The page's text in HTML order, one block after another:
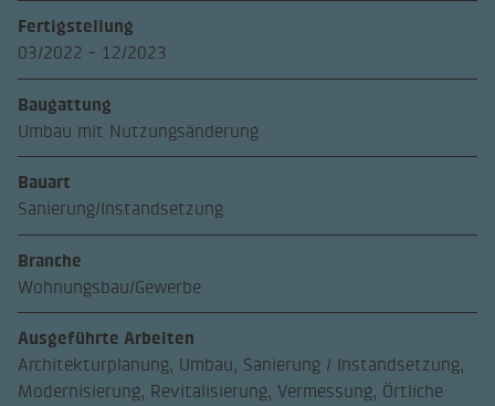
Fertigstellung
03/2022 - 12/2023
Baugattung
Umbau mit Nutzungsänderung
Bauart
Sanierung/Instandsetzung
Branche
Wohnungsbau/Gewerbe
Ausgeführte Arbeiten
Architekturplanung, Umbau, Sanierung / Instandsetzung,
Modernisierung, Revitalisierung, Vermessung, Örtliche